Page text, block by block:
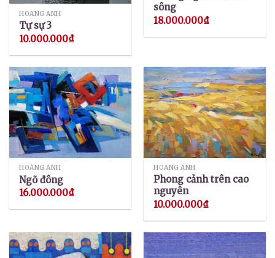
HOÀNG ANH
Tự sự 3
10.000.000₫
sông
18.000.000₫
HOÀNG ANH
Ngõ đông
16.000.000₫
HOÀNG ANH
Phong cảnh trên cao
nguyên
10.000.000₫